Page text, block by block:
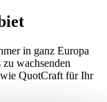
in ganz Europa
wachsenden
QuotCraft für Ihr